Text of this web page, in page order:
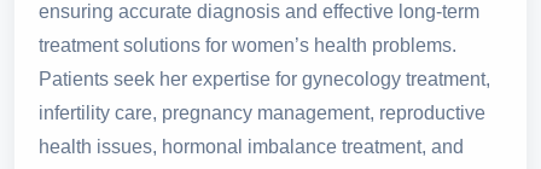
ensuring accurate diagnosis and effective long-term
treatment solutions for women’s health problems.
Patients seek her expertise for gynecology treatment,
infertility care, pregnancy management, reproductive
health issues, hormonal imbalance treatment, and